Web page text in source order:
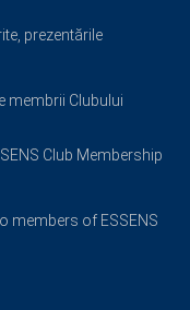
prezentările
membrii Clubului
Club Membership
members of ESSENS